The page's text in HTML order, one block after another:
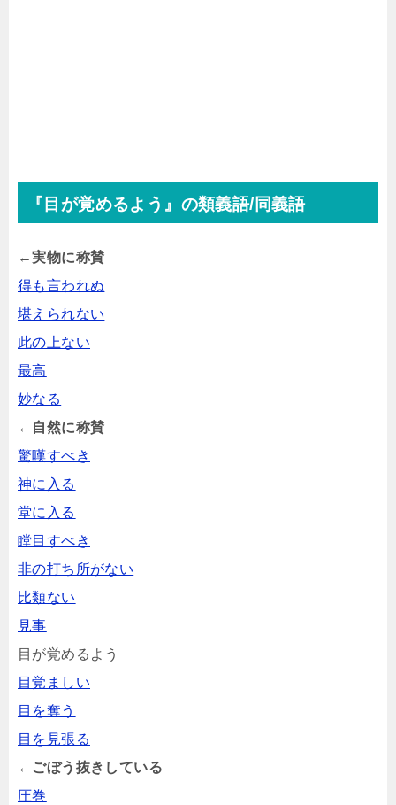
『目が覚めるよう』の類義語/同義語
←実物に称賛
得も言われぬ
堪えられない
此の上ない
最高
妙なる
←自然に称賛
驚嘆すべき
神に入る
堂に入る
瞠目すべき
非の打ち所がない
比類ない
見事
目が覚めるよう
目覚ましい
目を奪う
目を見張る
←ごぼう抜きしている
圧巻